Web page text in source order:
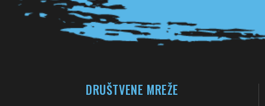
DRUŠTVENE MREŽE